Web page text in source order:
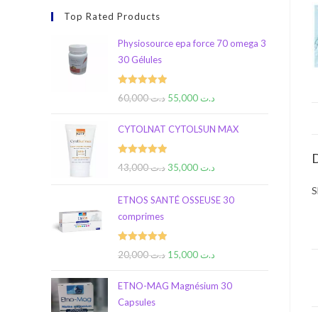
Top Rated Products
Physiosource epa force 70 omega 3
30 Gélules
Rated 5.00د.ت60,000 د.ت
CYTOLNAT CYTOLSUN MAX
Rated5.00د.ت43,000 د.ت
ETNOS SANTÉ OSSEUSE 30
comprimes
Rated5.00د.ت20,000 د.ت
ETNO-MAG Magnésium 30
Capsules